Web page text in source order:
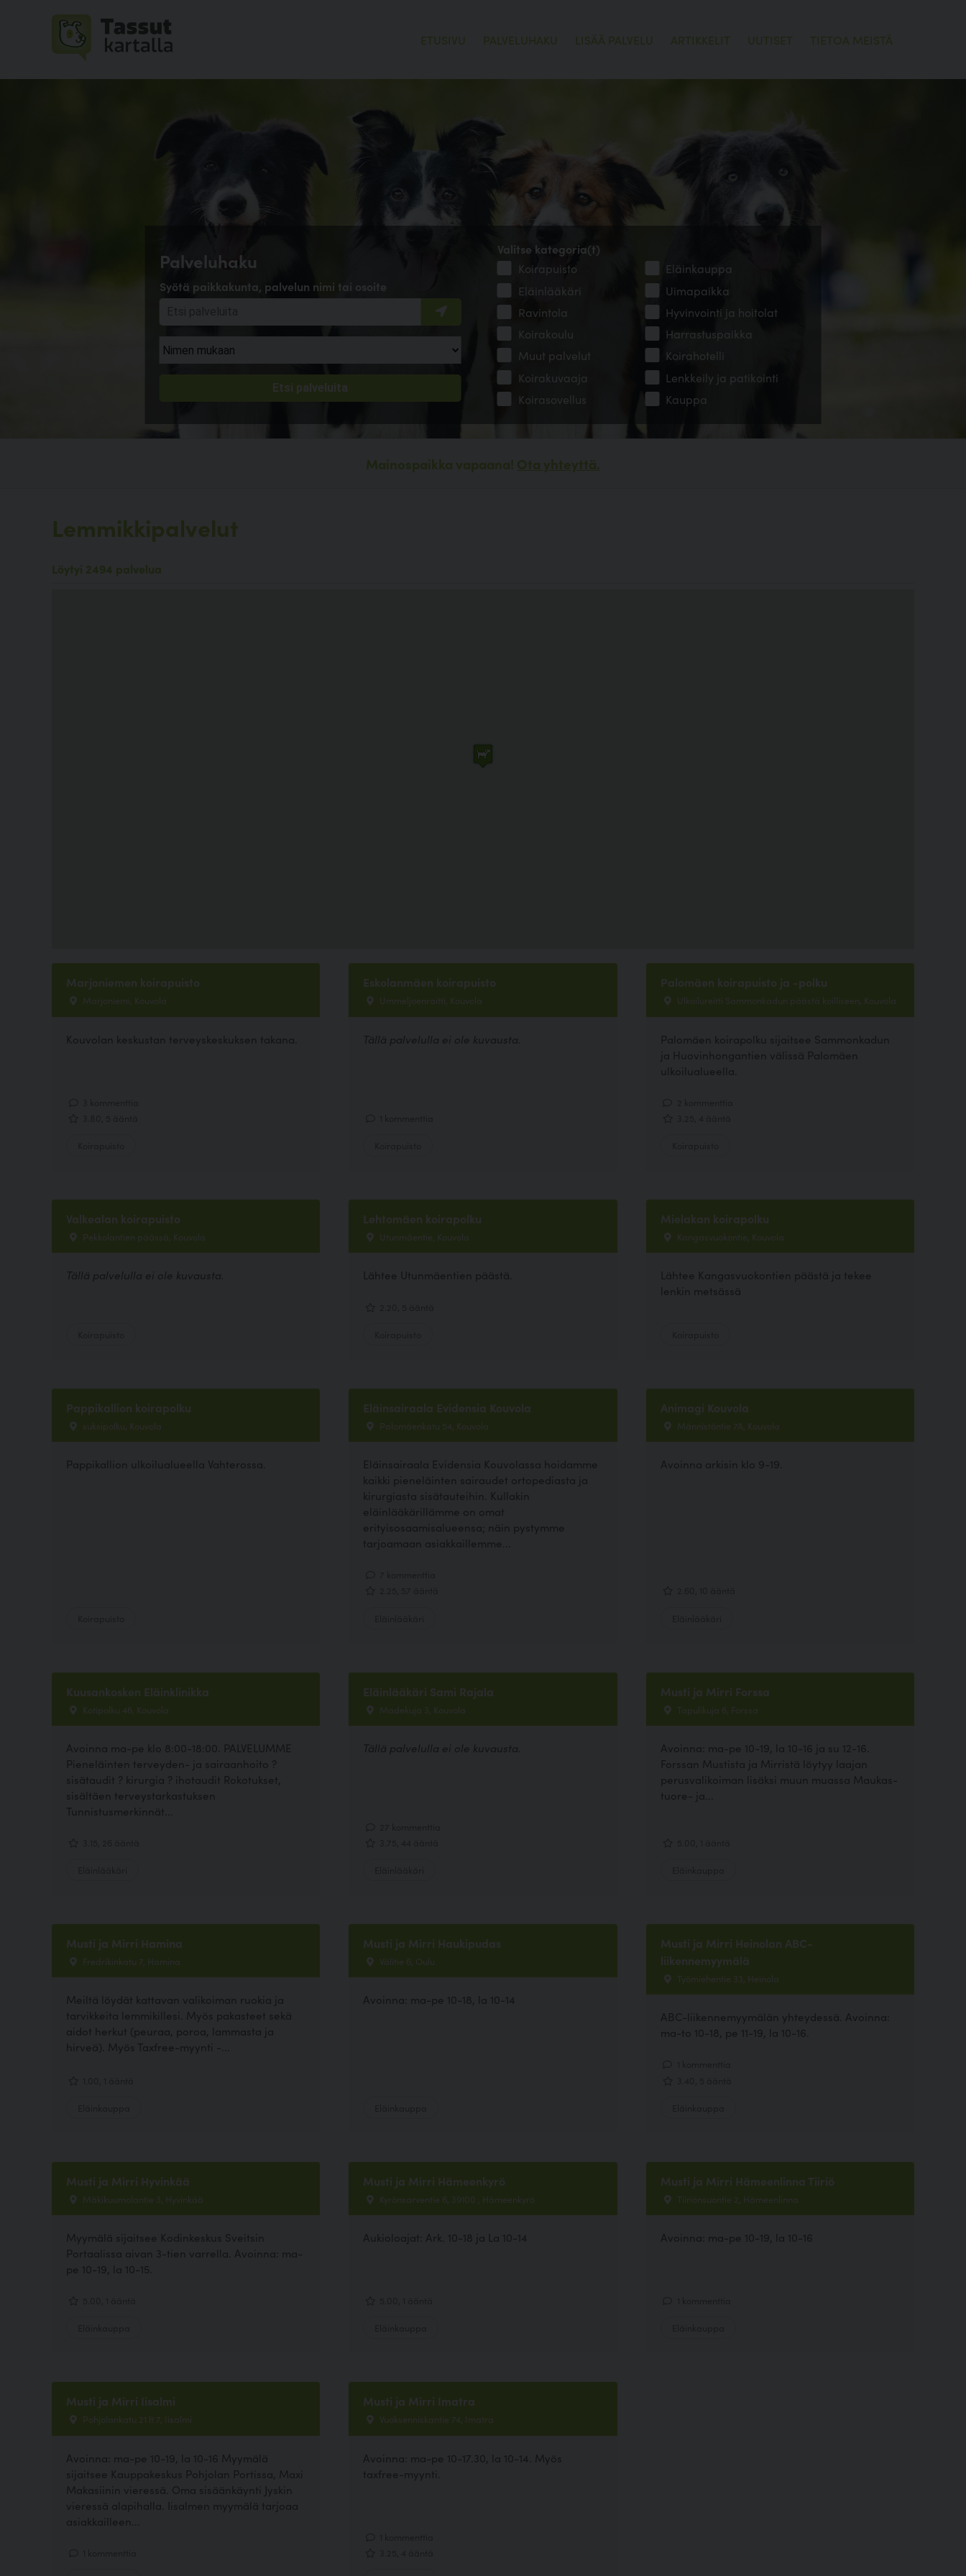
ETUSIVU PALVELUHAKU LISÄÄ PALVELU ARTIKKELIT UUTISET TIETOA MEISTÄ
Palveluhaku
Syötä paikkakunta, palvelun nimi tai osoite
Valitse kategoria(t)
Koirapuisto
Eläinkauppa
Eläinlääkäri
Uimapaikka
Ravintola
Hyvinvointi ja hoitolat
Koirakoulu
Harrastuspaikka
Muut palvelut
Koirahotelli
Koirakuvaaja
Lenkkeily ja patikointi
Koirasovellus
Kauppa
Mainospaikka vapaana! Ota yhteyttä.
Lemmikkipalvelut
Löytyi 2494 palvelua
Marjoniemen koirapuisto
Marjoniemi, Kouvola
Kouvolan keskustan terveyskeskuksen takana.
Eskolanmäen koirapuisto
Ummeljoenraitti, Kouvola
Tällä palvelulla ei ole kuvausta.
Palomäen koirapuisto ja -polku
Ulkoilureitti Sammonkadun päästä koilliseen, Kouvola
Palomäen koirapolku sijaitsee Sammonkadun
ja Huovinhongantien välissä Palomäen
ulkoilualueella.
Valkealan koirapuisto
Pekkolantien päässä, Kouvola
Tällä palvelulla ei ole kuvausta.
Lehtomäen koirapolku
Utunmäentie, Kouvola
Lähtee Utunmäentien päästä.
Mielakan koirapolku
Kangasvuokontie, Kouvola
Lähtee Kangasvuokontien päästä ja tekee
lenkin metsässä
Pappikallion koirapolku
suksipolku, Kouvola
Pappikallion ulkoilualueella Vahterossa.
Eläinsairaala Evidensia Kouvola
Palomäenkatu 54, Kouvola
Eläinsairaala Evidensia Kouvolassa hoidamme
kaikki pieneläinten sairaudet ortopediasta ja
kirurgiasta sisätauteihin. Kullakin
eläinlääkärillämme on omat
erityisosaamisalueensa; näin pystymme
tarjoamaan asiakkaillemme...
Animagi Kouvola
Männistöntie 7A, Kouvola
Avoinna arkisin klo 9-19.
Kuusankosken Eläinklinikka
Kotipolku 46, Kouvola
Avoinna ma-pe klo 8:00-18:00. PALVELUMME
Pieneläinten terveyden- ja sairaanhoito ?
sisätaudit ? kirurgia ? ihotaudit Rokotukset,
sisältäen terveystarkastuksen
Tunnistusmerkinnät...
Eläinlääkäri Sami Rajala
Madekuja 3, Kouvola
Tällä palvelulla ei ole kuvausta.
Musti ja Mirri Forssa
Tapulikuja 6, Forssa
Avoinna: ma-pe 10-19, la 10-16 ja su 12-16.
Forssan Mustista ja Mirristä löytyy laajan
perusvalikoiman lisäksi muun muassa Maukas-
tuore- ja...
Musti ja Mirri Hamina
Fredrikinkatu 7, Hamina
Meiltä löydät kattavan valikoiman ruokia ja
tarvikkeita lemmikillesi. Myös pakasteet sekä
aidot herkut (peuraa, poroa, lammasta ja
hirveä). Myös Taxfree-myynti -...
Musti ja Mirri Haukipudas
Välitie 6, Oulu
Avoinna: ma-pe 10-18, la 10-14
Musti ja Mirri Heinolan ABC-
liikennemyymälä
Työmiehentie 33, Heinola
ABC-liikennemyymälän yhteydessä. Avoinna:
ma-to 10-18, pe 11-19, la 10-16.
Musti ja Mirri Hyvinkää
Mäkikuumolantie 3, Hyvinkää
Myymälä sijaitsee Kodinkeskus Sveitsin
Portaalissa aivan 3-tien varrella. Avoinna: ma-
pe 10-19, la 10-15.
Musti ja Mirri Hämeenkyrö
Kyrönsarventie 6, 39100 , Hämeenkyrö
Aukioloajat: Ark. 10-18 ja La 10-14
Musti ja Mirri Hämeenlinna Tiiriö
Tiiriönsuontie 2, Hämeenlinna
Avoinna: ma-pe 10-19, la 10-16
Musti ja Mirri Iisalmi
Pohjolankatu 21 lt 7, Iisalmi
Avoinna: ma-pe 10-19, la 10-16 Myymälä
sijaitsee Kauppakeskus Pohjolan Portissa, Maxi
Makasiinin vieressä. Oma sisäänkäynti Jyskin
vieressä alapihalla. Iisalmen myymälä tarjoaa
asiakkailleen...
Musti ja Mirri Imatra
Vuoksenniskantie 74, Imatra
Avoinna: ma-pe 10-17.30, la 10-14. Myös
taxfree-myynti.